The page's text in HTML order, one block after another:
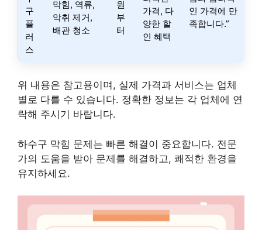
구
플
러
스
막힘, 역류,
악취 제거,
배관 청소
원
부
터
가격, 다
양한 할
인 혜택
인 가격에 만
족합니다.”
위 내용은 참고용이며, 실제 가격과 서비스는 업체
별로 다를 수 있습니다. 정확한 정보는 각 업체에 연
락해 주시기 바랍니다.
하수구 막힘 문제는 빠른 해결이 중요합니다. 전문
가의 도움을 받아 문제를 해결하고, 쾌적한 환경을
유지하세요.